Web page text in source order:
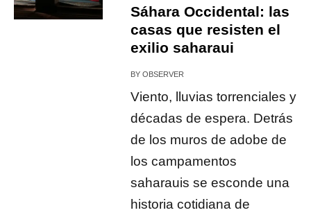
Sáhara Occidental: las
casas que resisten el
exilio saharaui
BYOBSERVER
Viento, lluvias torrenciales y
décadas de espera. Detrás
de los muros de adobe de
los campamentos
saharauis se esconde una
historia cotidiana de